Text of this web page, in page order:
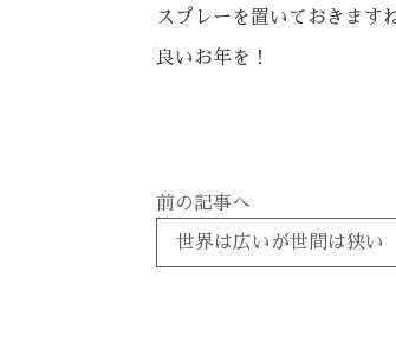
スプレーを置いておきます
良いお年を！
前の記事へ
世界は広いが世間は狭い